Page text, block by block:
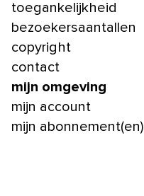
toegankelijkheid
bezoekersaantallen
copyright
contact
mijn omgeving
mijn account
mijn abonnement(en)